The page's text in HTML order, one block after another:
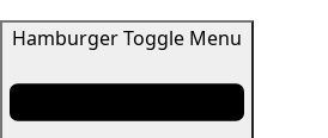
Hamburger Toggle Menu